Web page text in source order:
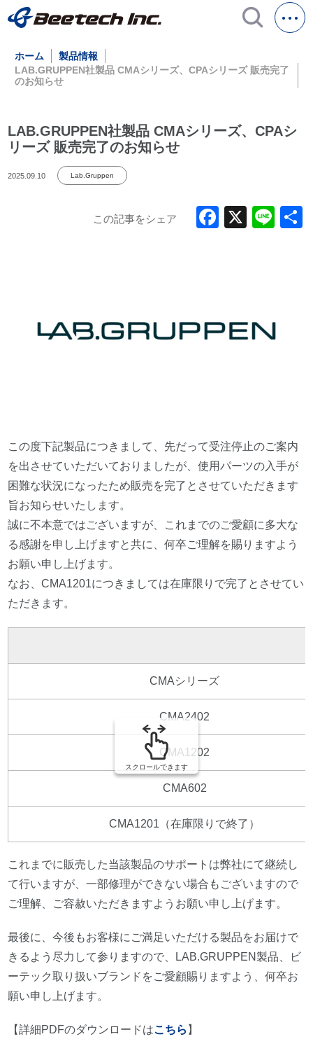
ホーム
製品情報
LAB.GRUPPEN社製品 CMAシリーズ、CPAシリーズ 販売完了
のお知らせ
LAB.GRUPPEN社製品 CMAシリーズ、CPAシ
リーズ 販売完了のお知らせ
2025.09.10 Lab.Gruppen
この記事をシェア X
この度下記製品につきまして、先だって受注停止のご案内
を出させていただいておりましたが、使用パーツの入手が
困難な状況になったため販売を完了とさせていただきます
旨お知らせいたします。
誠に不本意ではございますが、これまでのご愛顧に多大な
る感謝を申し上げますと共に、何卒ご理解を賜りますよう
お願い申し上げます。
なお、CMA1201につきましては在庫限りで完了とさせてい
ただきます。
CMAシリーズ
CMA2402
CMA1202
CMA602
CMA1201（在庫限りで終了）
スクロールできます
これまでに販売した当該製品のサポートは弊社にて継続し
て行いますが、一部修理ができない場合もございますので
ご理解、ご容赦いただきますようお願い申し上げます。
最後に、今後もお客様にご満足いただける製品をお届けで
きるよう尽力して参りますので、LAB.GRUPPEN製品、ビ
ーテック取り扱いブランドをご愛顧賜りますよう、何卒お
願い申し上げます。
【詳細PDFのダウンロードはこちら 】